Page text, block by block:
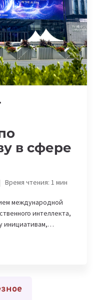
в сфере
Время чтения: 1мин
международной
интеллекта,
инициативам,…